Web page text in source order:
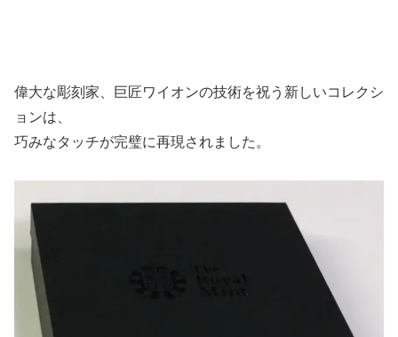
偉大な彫刻家、巨匠ワイオンの技術を祝う新しいコレクシ
ョンは、
巧みなタッチが完璧に再現されました。